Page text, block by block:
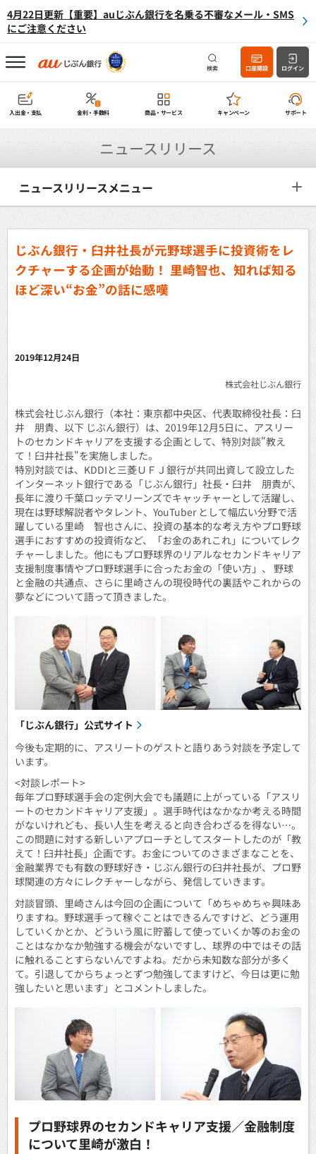
4月22日更新【重要】auじぶん銀行を名乗る不審なメール・SMS
にご注意ください
検索 口座開設 ログイン
入出金・支払 金利・手数料 商品・サービス キャンペーン サポート
ニュースリリース
ニュースリリースメニュー
じぶん銀行・臼井社長が元野球選手に投資術をレ
クチャーする企画が始動！ 里崎智也、知れば知る
ほど深い“お金”の話に感嘆
2019年12月24日
株式会社じぶん銀行
株式会社じぶん銀行（本社：東京都中央区、代表取締役社長：臼
井 朋貴、以下 じぶん銀行）は、2019年12月5日に、アスリー
トのセカンドキャリアを支援する企画として、特別対談"教え
て！臼井社長"を実施しました。
特別対談では、KDDIと三菱ＵＦＪ銀行が共同出資して設立した
インターネット銀行である「じぶん銀行」社長・臼井 朋貴が、
長年に渡り千葉ロッテマリーンズでキャッチャーとして活躍し、
現在は野球解説者やタレント、YouTuber として幅広い分野で活
躍している里崎 智也さんに、投資の基本的な考え方やプロ野球
選手におすすめの投資術など、「お金のあれこれ」についてレク
チャーしました。他にもプロ野球界のリアルなセカンドキャリア
支援制度事情やプロ野球選手に合ったお金の「使い方」、 野球
と金融の共通点、さらに里崎さんの現役時代の裏話やこれからの
夢などについて語って頂きました。
「じぶん銀行」公式サイト
今後も定期的に、アスリートのゲストと語りあう対談を予定して
います。
<対談レポート>
毎年プロ野球選手会の定例大会でも議題に上がっている「アスリ
ートのセカンドキャリア支援」。選手時代はなかなか考える時間
がないけれども、長い人生を考えると向き合わざるを得ない…。
この問題に対する新しいアプローチとしてスタートしたのが「教
えて！臼井社長」企画です。お金についてのさまざまなことを、
金融業界でも有数の野球好き・じぶん銀行の臼井社長が、プロ野
球関連の方々にレクチャーしながら、発信していきます。
対談冒頭、里崎さんは今回の企画について「めちゃめちゃ興味あ
りますね。野球選手って稼ぐことはできるんですけど、どう運用
していくかとか、どういう風に貯蓄して使っていくか等のお金の
ことはなかなか勉強する機会がないですし、球界の中ではその話
に触れることすらないんですよね。だから未知数な部分が多く
て。引退してからちょっとずつ勉強してますけど、今日は更に勉
強したいと思います」とコメントしました。
プロ野球界のセカンドキャリア支援／金融制度
について里崎が激白！